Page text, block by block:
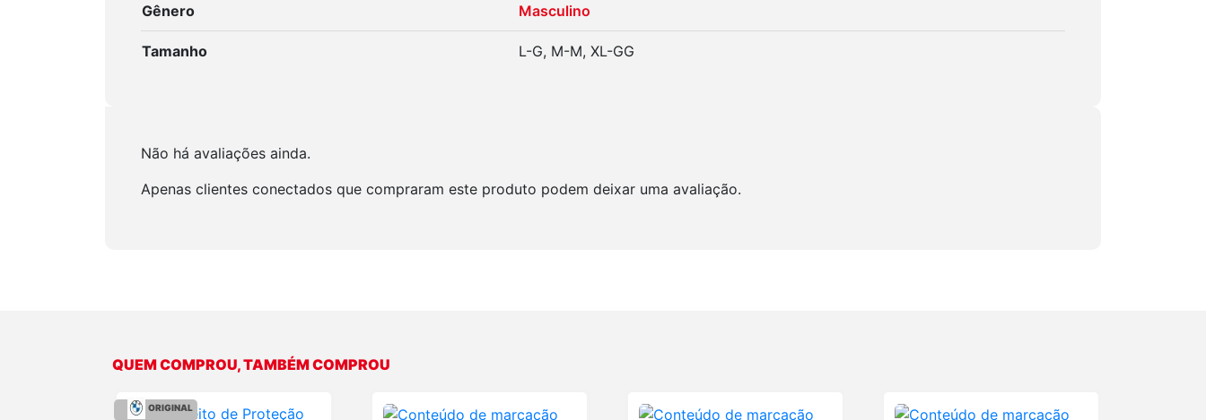
Gênero Masculino
Tamanho L-G, M-M, XL-GG
Não há avaliações ainda.
Apenas clientes conectados que compraram este produto podem deixar uma avaliação.
QUEM COMPROU, TAMBÉM COMPROU
ORIGINAL